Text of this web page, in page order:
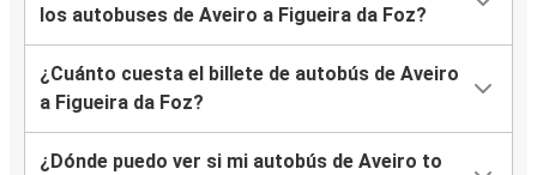
los autobuses de Aveiro a Figueira da Foz?
¿Cuánto cuesta el billete de autobús de Aveiro
a Figueira da Foz?
¿Dónde puedo ver si mi autobús de Aveiro to